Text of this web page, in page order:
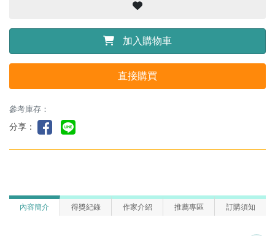
加入購物車
直接購買
參考庫存：
分享：
內容簡介 得獎紀錄 作家介紹 推薦專區 訂購須知